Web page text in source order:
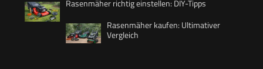
Rasenmäher richtig einstellen: DIY-Tipps
Rasenmäher kaufen: Ultimativer
Vergleich